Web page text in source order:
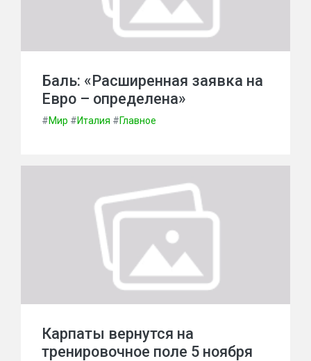
Баль: «Расширенная заявка на
Евро – определена»
#Мир #Италия #Главное
Карпаты вернутся на
тренировочное поле 5 ноября